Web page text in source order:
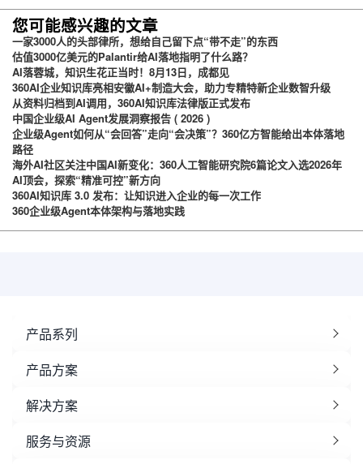
台
您可能感兴趣的文章
一家3000人的头部律所，想给自己留下点“带不走”的东西
估值3000亿美元的Palantir给AI落地指明了什么路？
AI落蓉城，知识生花正当时！8月13日，成都见
360AI企业知识库亮相安徽AI+制造大会，助力专精特新企业数智升级
从资料归档到AI调用，360AI知识库法律版正式发布
中国企业级AI Agent发展洞察报告 ( 2026 )
企业级Agent如何从“会回答”走向“会决策”？360亿方智能给出本体落地
路径
海外AI社区关注中国AI新变化：360人工智能研究院6篇论文入选2026年
AI顶会，探索“精准可控”新方向
360AI知识库 3.0 发布：让知识进入企业的每一次工作
360企业级Agent本体架构与落地实践
产品系列
产品方案
解决方案
服务与资源